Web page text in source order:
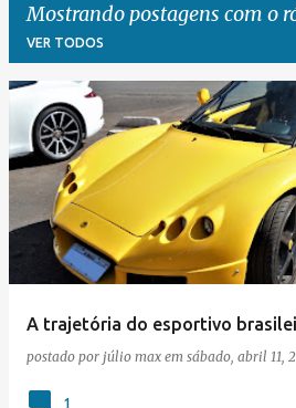
Mostrando postagens com o
VER TODOS
P
o
t
g
A trajetória do esportivo
postado por júlio max em sábado, abril 11,
1